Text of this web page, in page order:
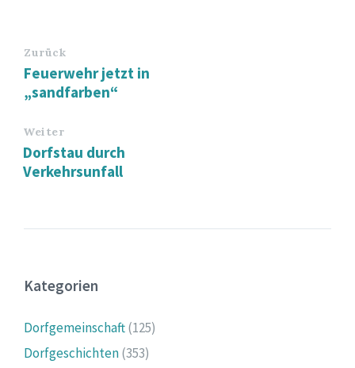
Zurück
Feuerwehr jetzt in
„sandfarben“
Weiter
Dorfstau durch
Verkehrsunfall
Kategorien
Dorfgemeinschaft(125)
Dorfgeschichten(353)